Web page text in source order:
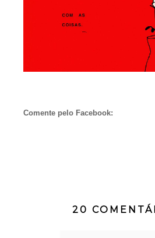
Comente pelo Facebook:
20